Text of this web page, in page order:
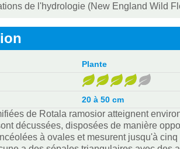
de l'hydrologie (New England Wild
Plante
20 à 50 cm
de Rotala ramosior atteignent
décussées, disposées de manière
à ovales et mesurent jusqu'à